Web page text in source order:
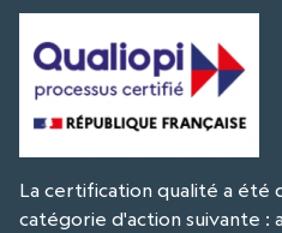
La certification qualité a été
catégorie d'action suivante :